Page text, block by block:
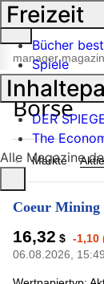
Suche
öffnen
manager magazin
Märkte
Coeur Mining
16,32 $ -1,10
06.08.2026,
Freizeit
Bücher
Spiele
DER
The
Alle Magazine